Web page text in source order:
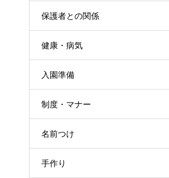
保護者との関係
健康・病気
入園準備
制度・マナー
名前つけ
手作り